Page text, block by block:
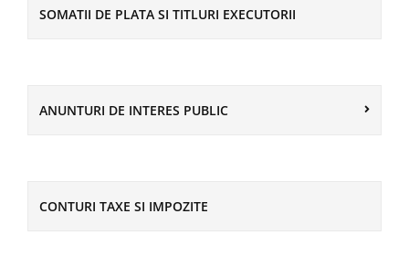
SOMATII DE PLATA SI TITLURI EXECUTORII
ANUNTURI DE INTERES PUBLIC
CONTURI TAXE SI IMPOZITE